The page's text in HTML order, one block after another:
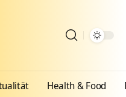
Health & Food